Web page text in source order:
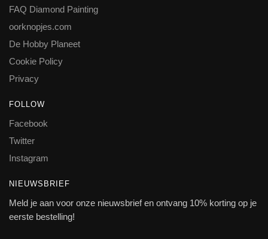
FAQ Diamond Painting
oorknopjes.com
De Hobby Planeet
Cookie Policy
Privacy
FOLLOW
Facebook
Twitter
Instagram
NIEUWSBRIEF
Meld je aan voor onze nieuwsbrief en ontvang 10% korting op je
eerste bestelling!